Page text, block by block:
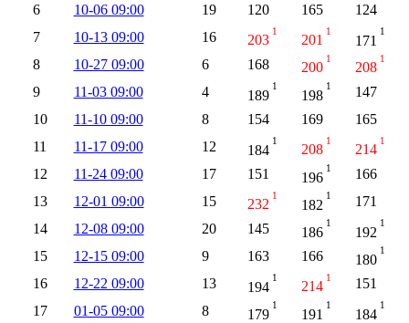
6
10-06 09:00 19 120 165 124
7
10-13 09:00 16 203
1
201
1
171
1
8
10-27 09:00 6 168 200
1
208
1
9
11-03 09:00 4 189
1
198
1 147
10
11-10 09:00 8 154 169 165
11
11-17 09:00 12 184
1
208
1
214
1
12
11-24 09:00 17 151 196
1 166
13
12-01 09:00 15 232
1
182
1 171
14
12-08 09:00 20 145 186
1
192
1
15
12-15 09:00 9 163 166 180
1
16
12-22 09:00 13 194
1
214
1 151
17
01-05 09:00 8 179
1
191
1
184
1